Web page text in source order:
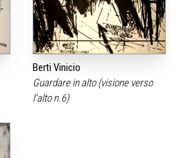
Berti Vinicio
Guardare in alto (visione verso
l‘alto n.6)